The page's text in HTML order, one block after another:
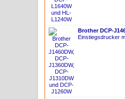
Brother DCP-
Einstiegsdrucker